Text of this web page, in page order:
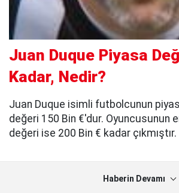
Juan Duque Piyasa
Kadar, Nedir?
Juan Duque isimli futbolcunun
değeri 150 Bin €'dur. Oyuncusunun
değeri ise 200 Bin € kadar çıkmıştır.
Haberin Devamı